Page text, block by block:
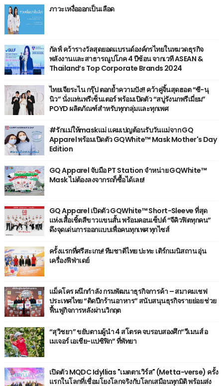
ภาวะเหงื่อออกเป็นเลือด
กัลฟ์ คว้ารางวัลสุดยอดแบรนด์องค์กรไทยในหมวดธุรกิจ
พลังงานและสาธารณูปโภค 4 ปีซ้อน จากเวที ASEAN &
Thailand’s Top Corporate Brands 2024
ไทยเจียระไน กรุ๊ป ตอกย้ำความปัง!! คว้าคู่จิ้นสุดฮอต “ซี-นุ
นิว” นั่งแท่นพรีเซ็นเตอร์ พร้อมเปิดตัว “สบู่รังนกพรีเมี่ยม”
POYD ผลิตภัณฑ์สำหรับทุกกลุ่มและทุกเพศ
#รักแม่ให้maskแม่ แคมเปญต้อนรับวันแม่จาก GQ
Apparel พร้อมเปิดตัว GQWhite™ Mask Mother's Day
Edition
GQ Apparel จับมือ PT Station จำหน่าย GQWhite™
Mask ไม่ต้องลงจากรถก็ซื้อได้เลย!
GQ Apparel เปิดตัว GQWhite™ Short-Sleeve ที่สุด
แห่งเสื้อเชิ้ตสีขาวแขนสั้น พร้อมคอนเซ็ปต์ “จีคิวฟิตทุกคน”
ดึงจุดเด่นการออกแบบเพื่อคนทุกเพศ ทุกไซส์
ครั้งแรกที่ศรีสะเกษ! ทีมชาติไทย ปะทะ เติร์กเมนิสถาน อุ่น
เครื่องฟีฟ่าเดย์
แม็คโคร ผนึกกำลัง กรมพัฒนาธุรกิจการค้า – สมาคมเชฟ
ประเทศไทย “ติดปีกร้านอาหาร” สนับสนุนธุรกิจรายย่อย ช่วย
ฟื้นฟูกิจการหลังผ่านวิกฤต
“สุวิชยา” ขยับตามผู้นำ 4 สโตรค จบรอบสองศึก“วีเมนส์ อ
เมเจอร์ เอเชีย-แปซิฟิก” ที่พัทยา
เปิดตัว MQDC Idyllias "เมตตาเวิร์ส" (Metta-verse) ครั้ง
แรกในโลกที่เชื่อมโยงโลกจริงกับโลกเสมือนทุกมิติ พร้อมส่ง